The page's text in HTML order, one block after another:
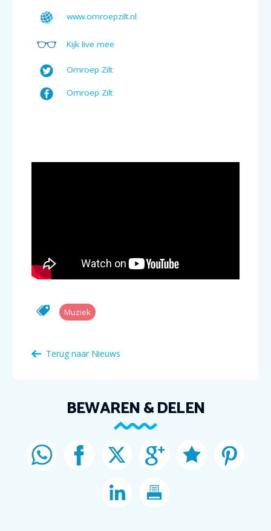
www.omroepzilt.nl
Kijk live mee
Omroep Zilt
Omroep Zilt
Muziek
Terug naar Nieuws
BEWAREN & DELEN